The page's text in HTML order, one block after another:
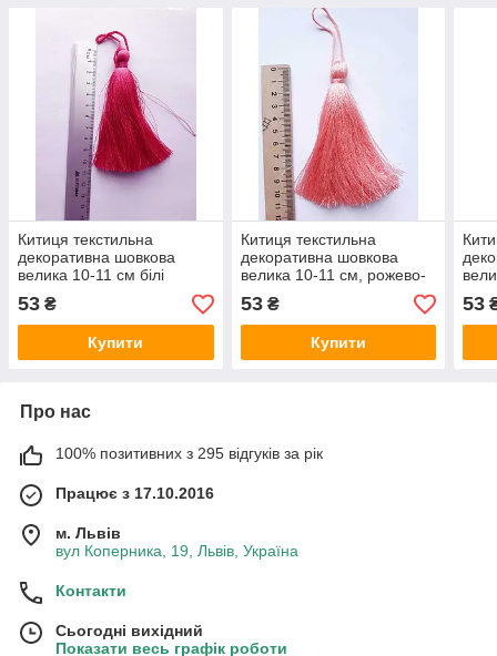
Китиця текстильна
декоративна шовкова
велика 10-11 см білі
малінова 0142, 1 шт.
53 ₴
Купити
Китиця текстильна
декоративна шовкова
велика 10-11 см, рожево-
персикова, 0186, 1 шт.
53₴
Купити
53
Про нас
100% позитивних з 295 відгуків за рік
Працює з 17.10.2016
м. Львів
вул Коперника, 19, Львів, Україна
Контакти
Сьогодні вихідний
Показати весь графік роботи